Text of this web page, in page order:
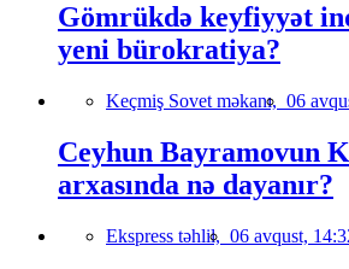
Gömrükdə keyfiyyət
yeni bürokratiya?
Keçmiş Sovet məkanı, 06
Ceyhun Bayramovun
arxasında nə dayanır?
Ekspress təhlil, 06 avqust,